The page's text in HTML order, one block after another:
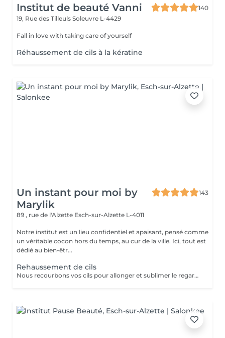
Institut de beauté Vanni
140
19, Rue des Tilleuls Soleuvre L-4429
Fall in love with taking care of yourself
Réhaussement de cils à la kératine
Un instant pour moi by
Marylik
143
89 , rue de l'Alzette Esch-sur-Alzette L-4011
Notre institut est un lieu confidentiel et apaisant, pensé comme
un véritable cocon hors du temps, au cur de la ville. Ici, tout est
dédié au bien-êtr...
Rehaussement de cils
Nous recourbons vos cils pour allonger et sublimer le regard La teinture est comprise